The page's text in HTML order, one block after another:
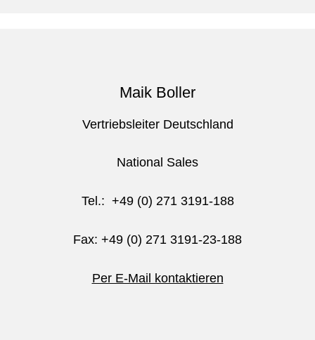
Maik Boller
Vertriebsleiter Deutschland
National Sales
Tel.: +49 (0) 271 3191-188
Fax: +49 (0) 271 3191-23-188
Per E-Mail kontaktieren